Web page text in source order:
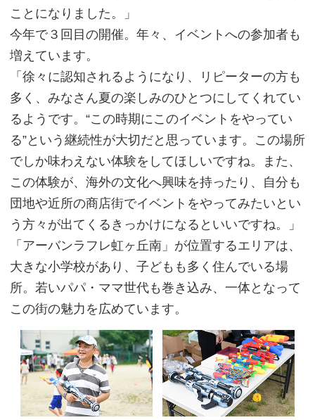
ことになりました。」
今年で３回目の開催。年々、イベントへの参加者も
増えています。
「徐々に認知されるようになり、リピーターの方も
多く、みなさん夏の楽しみのひとつにしてくれてい
るようです。“この時期にこのイベントをやってい
る”という継続性が大切だと思っています。この場所
でしか味わえない体験をしてほしいですね。また、
この体験が、海外の文化へ興味を持ったり、自分も
団地や近所の商店街でイベントをやってみたいとい
う方々が出てくるきっかけになるといいですね。」
「アーバンラフレ虹ヶ丘南」が位置するエリアは、
大きな小学校があり、子どもも多く住んでいる場
所。若いパパ・ママ世代も巻き込み、一体となって
この街の魅力を広めています。